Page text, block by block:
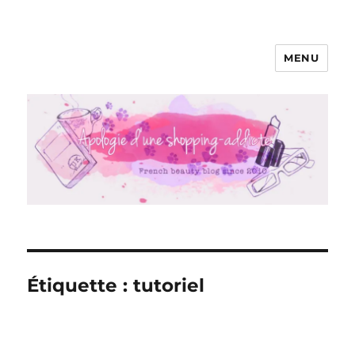
Apologie d'une Shopping-addicte
MENU
Étiquette :tutoriel